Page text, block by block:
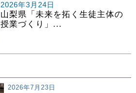
2026年3月24日
山梨県「未来を拓く生徒主体の
授業づくり」...
2026年7月23日